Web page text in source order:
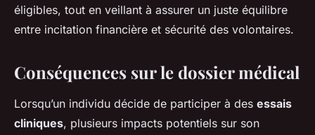
éligibles, tout en veillant à assurer un juste équilibre
entre incitation financière et sécurité des volontaires.
Conséquences sur le dossier médical
Lorsqu’un individu décide de participer à des essais
cliniques, plusieurs impacts potentiels sur son